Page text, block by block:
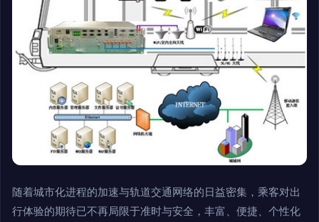
随着城市化进程的加速与轨道交通网络的日益密集，乘客对出
行体验的期待已不再局限于准时与安全，丰富、便捷、个性化